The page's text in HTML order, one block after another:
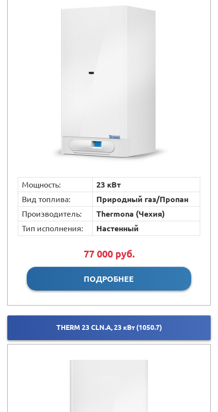
Мощность:
23 кВт
Вид топлива:
Природный газ/Пропан
Производитель:
Thermona (Чехия)
Тип исполнения:
Настенный
77 000 руб.
ПОДРОБНЕЕ
THERM 23 CLN.A, 23 кВт (1050.7)